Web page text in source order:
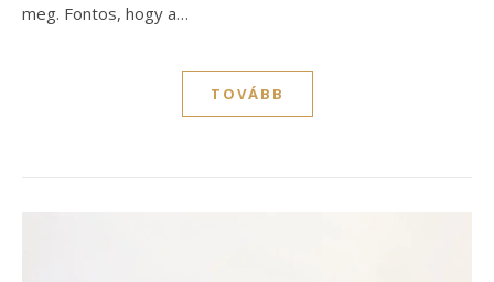
meg. Fontos, hogy a…
TOVÁBB